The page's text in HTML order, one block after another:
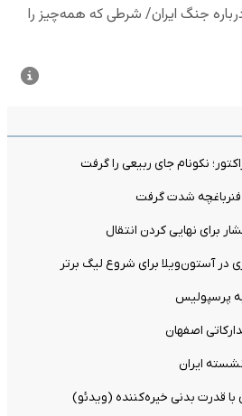
نکونام جای ربیعی را گرفت
برای نهایی کردن انتقال
در آستون‌ویلا برای شروع لیگ برتر
پرسپولیس
اصفهان
ایران
با قدرت بدنی خیره‌کننده (ویدئو)